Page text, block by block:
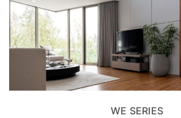
WE SERIES